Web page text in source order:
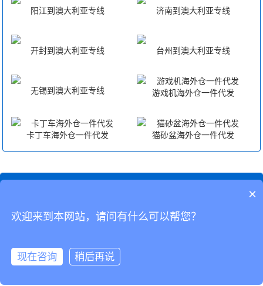
阳江到澳大利亚专线 济南到澳大利亚专线
开封到澳大利亚专线 台州到澳大利亚专线
无锡到澳大利亚专线 游戏机海外仓一件代发
卡丁车海外仓一件代发 猫砂盆海外仓一件代发
澳洲药品专线
CopyRight © 深圳市韬博供应链有限公司
×
欢迎来到本网站，请问有什么可以帮您？
现在咨询 稍后再说